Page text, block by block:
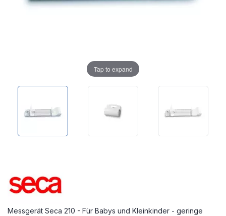
Messgerät Seca 210 - Für Babys und Kleinkinder - geringe
Tap to expand